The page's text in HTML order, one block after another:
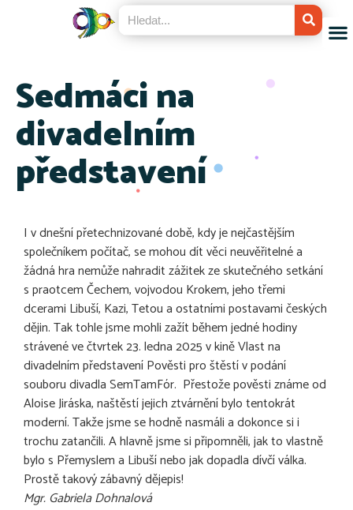
Sedmáci na
divadelním
představení
I v dnešní přetechnizované době, kdy je nejčastějším
společníkem počítač, se mohou dít věci neuvěřitelné a
žádná hra nemůže nahradit zážitek ze skutečného setkání
s praotcem Čechem, vojvodou Krokem, jeho třemi
dcerami Libuší, Kazi, Tetou a ostatními postavami českých
dějin. Tak tohle jsme mohli zažít během jedné hodiny
strávené ve čtvrtek 23. ledna 2025 v kině Vlast na
divadelním představení Pověsti pro štěstí v podání
souboru divadla SemTamFór. Přestože pověsti známe od
Aloise Jiráska, naštěstí jejich ztvárnění bylo tentokrát
moderní. Takže jsme se hodně nasmáli a dokonce si i
trochu zatančili. A hlavně jsme si připomněli, jak to vlastně
bylo s Přemyslem a Libuší nebo jak dopadla dívčí válka.
Prostě takový zábavný dějepis!
Mgr. Gabriela Dohnalová